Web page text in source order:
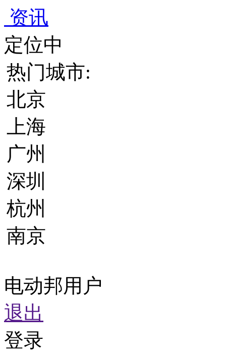
资讯
定位中
热门城市:
北京
上海
广州
深圳
杭州
南京
电动邦用户
退出
登录